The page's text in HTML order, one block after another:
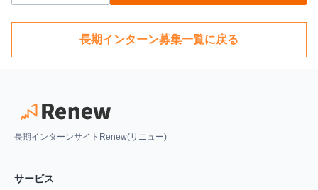
長期インターン募集一覧に戻る
長期インターンサイトRenew(リニュー)
サービス